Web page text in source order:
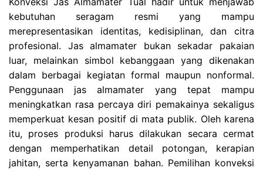
kebutuhan seragam resmi yang mampu
merepresentasikan identitas, kedisiplinan, dan citra
profesional. Jas almamater bukan sekadar pakaian
luar, melainkan simbol kebanggaan yang dikenakan
dalam berbagai kegiatan formal maupun nonformal.
Penggunaan jas almamater yang tepat mampu
meningkatkan rasa percaya diri pemakainya sekaligus
memperkuat kesan positif di mata publik. Oleh karena
itu, proses produksi harus dilakukan secara cermat
dengan memperhatikan detail potongan, kerapian
jahitan, serta kenyamanan bahan. Pemilihan konveksi